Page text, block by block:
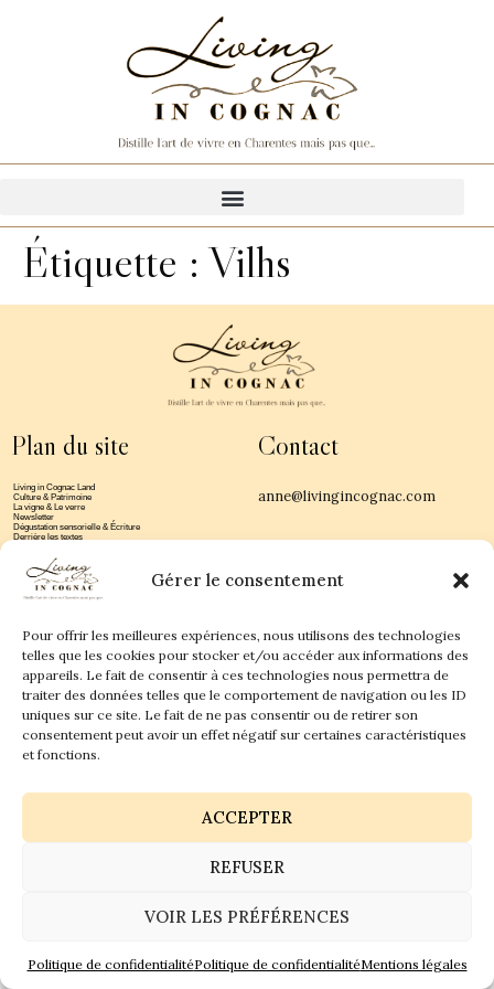
Gérer le consentement
Pour offrir les meilleures expériences, nous utilisons des technologies
telles que les cookies pour stocker et/ou accéder aux informations des
appareils. Le fait de consentir à ces technologies nous permettra de
traiter des données telles que le comportement de navigation ou les ID
uniques sur ce site. Le fait de ne pas consentir ou de retirer son
consentement peut avoir un effet négatif sur certaines caractéristiques
et fonctions.
ACCEPTER
REFUSER
VOIR LES PRÉFÉRENCES
Politique de confidentialitéPolitique de confidentialitéMentions légales
Étiquette :Vilhs
Plan du site
Living in Cognac Land
Culture & Patrimoine
La vigne & Le verre
Newsletter
Dégustation sensorielle & Écriture
Derrière les textes
Contact
anne@livingincognac.com
Politique de confidentialité Mentions légales
© 2026 Living in Cognac land - Tous droits réservés.